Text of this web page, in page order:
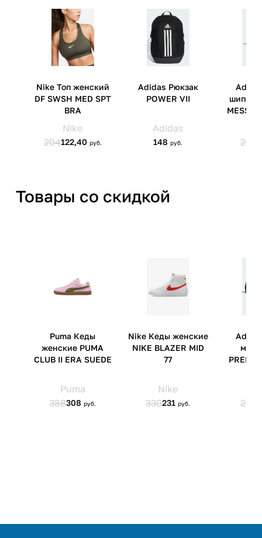
Страна производства Вьетнам/Индонезия
Артикул производителя DH2987-101
ООО 'Клермонт' 231741,
Гродненский р-н, а/г Гожа,
ул.Школьная, д.5, к.13
Товары со скидкой